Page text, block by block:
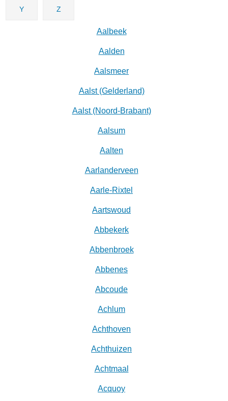
Y Z
Aalbeek
Aalden
Aalsmeer
Aalst (Gelderland)
Aalst (Noord-Brabant)
Aalsum
Aalten
Aarlanderveen
Aarle-Rixtel
Aartswoud
Abbekerk
Abbenbroek
Abbenes
Abcoude
Achlum
Achthoven
Achthuizen
Achtmaal
Acquoy